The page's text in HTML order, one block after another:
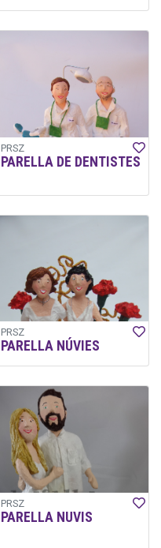
PRSZ
PARELLA DE DENTISTES
PRSZ
PARELLA NÚVIES
PRSZ
PARELLA NUVIS